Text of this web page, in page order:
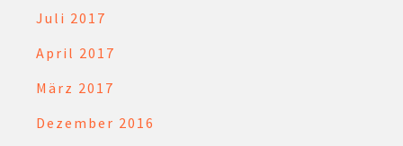
Juli 2017
April 2017
März 2017
Dezember 2016